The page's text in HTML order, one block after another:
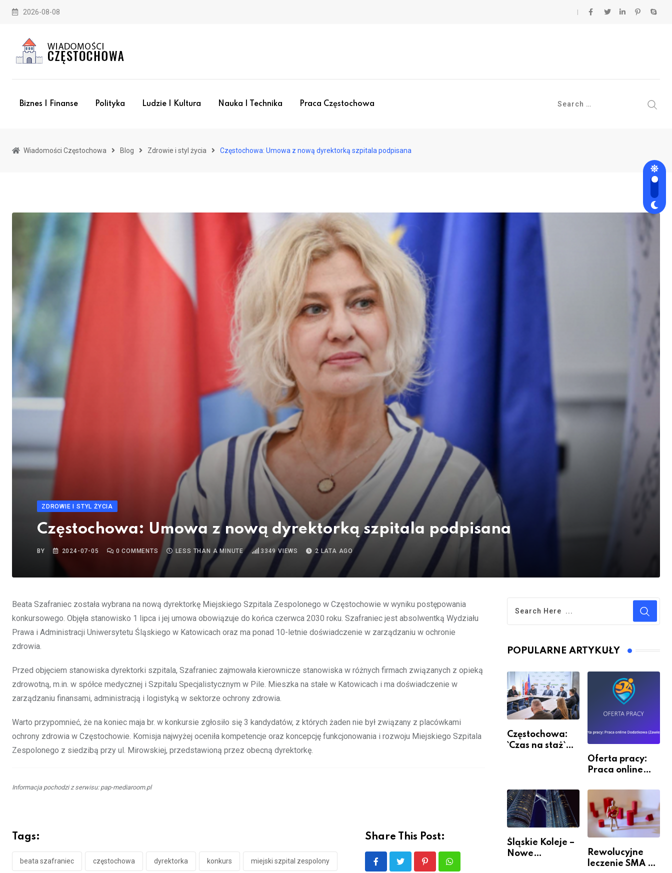
Skip
2026-08-08
Biznes I Finanse Polityka Ludzie I Kultura Nauka I Technika Praca Częstochowa
Wiadomości Częstochowa Blog Zdrowie i styl życia Częstochowa: Umowa z nową dyrektorką szpitala podpisana
ZDROWIE I STYL ŻYCIA
Częstochowa: Umowa z nową dyrektorką szpitala podpisana
BY 2024-07-05 0 COMMENTS LESS THAN A MINUTE 3349VIEWS 2 LATA AGO
Beata Szafraniec została wybrana na nową dyrektorkę Miejskiego Szpitala Zespolonego w Częstochowie w wyniku postępowania
konkursowego. Objęła stanowisko 1 lipca i jej umowa obowiązuje do końca czerwca 2030 roku. Szafraniec jest absolwentką Wydziału
Prawa i Administracji Uniwersytetu Śląskiego w Katowicach oraz ma ponad 10-letnie doświadczenie w zarządzaniu w ochronie
zdrowia.
Przed objęciem stanowiska dyrektorki szpitala, Szafraniec zajmowała kierownicze stanowiska w różnych firmach związanych z opieką
zdrowotną, m.in. w spółce medycznej i Szpitalu Specjalistycznym w Pile. Mieszka na stałe w Katowicach i ma doświadczenie w
zarządzaniu finansami, administracją i logistyką w sektorze ochrony zdrowia.
Warto przypomnieć, że na koniec maja br. w konkursie zgłosiło się 3 kandydatów, z których żaden nie był związany z placówkami
ochrony zdrowia w Częstochowie. Komisja najwyżej oceniła kompetencje oraz koncepcję funkcjonowania i rozwoju Miejskiego Szpitala
Zespolonego z siedzibą przy ul. Mirowskiej, przedstawioną przez obecną dyrektorkę.
Informacja pochodzi z serwisu: pap-mediaroom.pl
Tags:
beata szafraniec częstochowa dyrektorka konkurs miejski szpital zespolony
Share This Post:
PinterestWhatsapp
POPULARNE ARTYKUŁY
Częstochowa:
`Czas na staż`
Oferta pracy:
Praca online
(Zawiercie)
Śląskie Koleje –
Nowe
Rewolucyjne
leczenie SMA –